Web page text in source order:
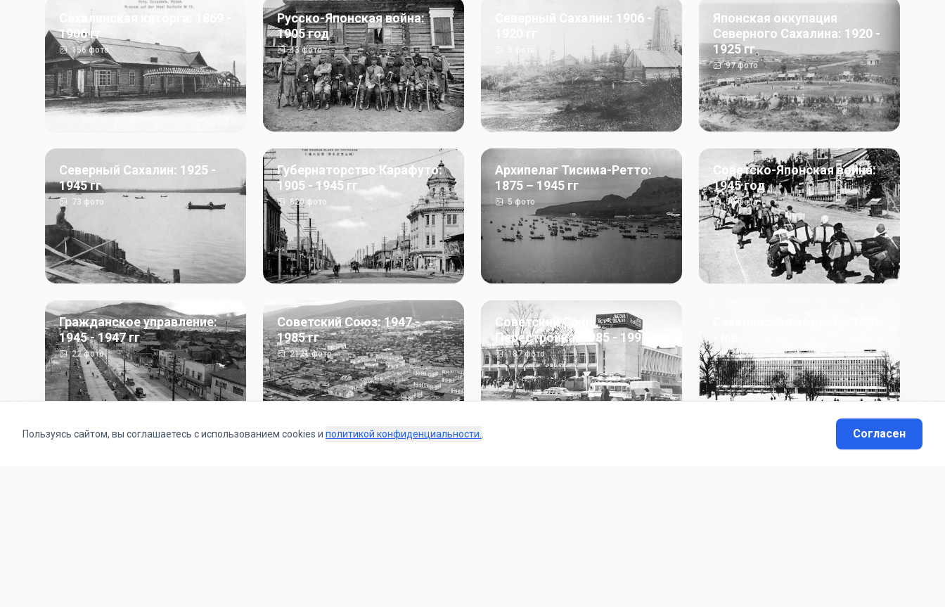
Сахалинская каторга: 1869 -
1906 гг
156фото
Русско-Японская война:
1905 год
43фото
Северный Сахалин: 1906 -
Японская оккупация
Северного Сахалина: 1920 -
1925 гг
97фото
Северный Сахалин: 1925 -
1945 гг
73 фото
Губернаторство Карафуто:
1905 - 1945 гг
820фото
Архипелаг Тисима-Ретто:
1875 – 1945 гг
5фото
Советско-Японская война:
1945 год
50фото
Гражданское управление:
1945 - 1947 гг
22фото
Советский Союз: 1947 -
1985 гг
2121фото
Советский Союз.
Перестройка: 1985 - 1991 гг
187фото 13фото
Пользуясь сайтом, вы соглашаетесь с использованием cookies и политикой конфиденциальности. Согласен